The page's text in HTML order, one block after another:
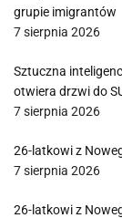
grupie imigrantów
7 sierpnia 2026
Sztuczna
otwiera drzwi do
7 sierpnia 2026
26-latkowi z
7 sierpnia 2026
26-latkowi z